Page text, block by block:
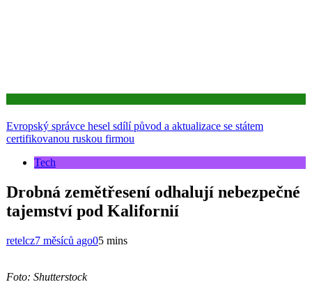
Evropský správce hesel sdílí původ a aktualizace se státem
certifikovanou ruskou firmou
Tech
Drobná zemětřesení odhalují nebezpečné
tajemství pod Kalifornií
retelcz7 měsíců ago05 mins
Foto: Shutterstock